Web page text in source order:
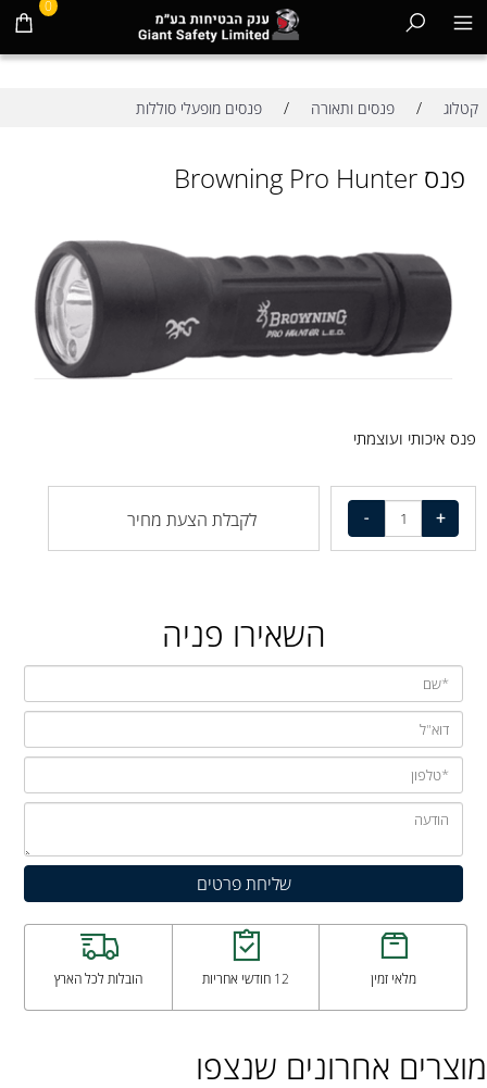
0
קטלוג / פנסים ותאורה / פנסים מופעלי סוללות
פנס Browning Pro Hunter
פנס איכותי ועוצמתי
לקבלת הצעת מחיר
השאירו פניה
מלאי זמין 12 חודשי אחריות הובלות לכל הארץ
מוצרים אחרונים שנצפו